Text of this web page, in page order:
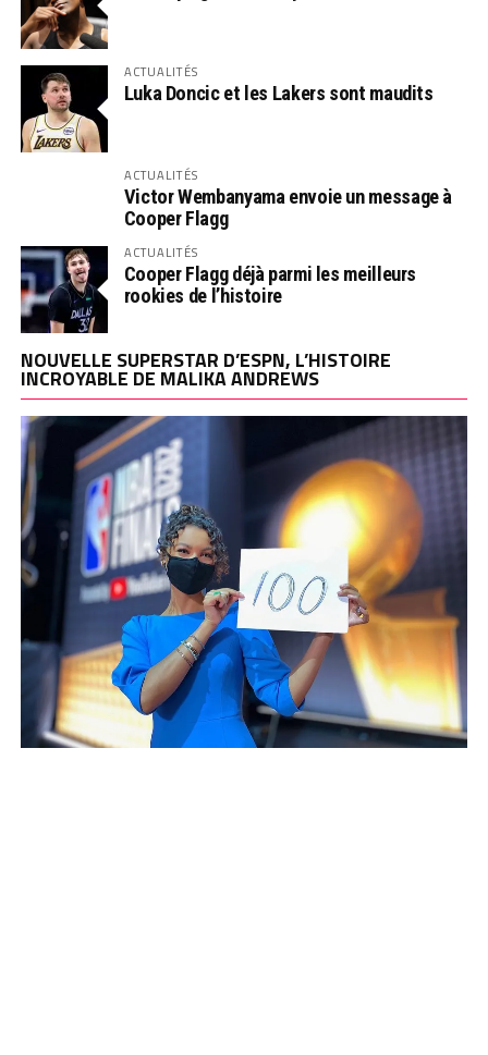
ACTUALITÉS
Luka Doncic et les Lakers sont maudits
ACTUALITÉS
Victor Wembanyama envoie un message à
Cooper Flagg
ACTUALITÉS
Cooper Flagg déjà parmi les meilleurs
rookies de l’histoire
NOUVELLE SUPERSTAR D’ESPN, L’HISTOIRE
INCROYABLE DE MALIKA ANDREWS